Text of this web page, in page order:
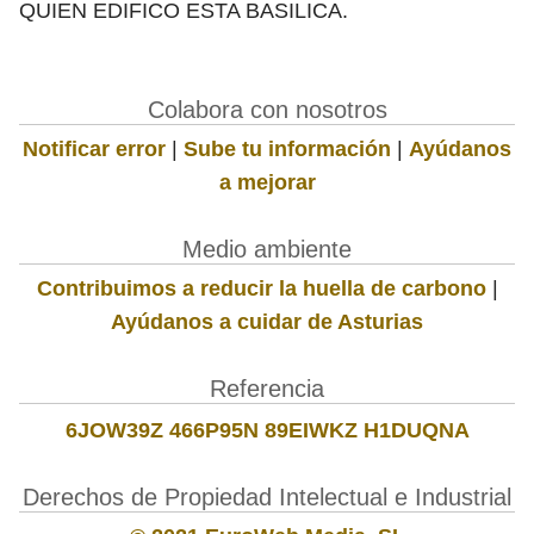
QUIEN EDIFICO ESTA BASILICA.
Colabora con nosotros
Notificar error | Sube tu información | Ayúdanos
a mejorar
Medio ambiente
Contribuimos a reducir la huella de carbono|
Ayúdanos a cuidar de Asturias
Referencia
6JOW39Z 466P95N 89EIWKZ H1DUQNA
Derechos de Propiedad Intelectual e Industrial